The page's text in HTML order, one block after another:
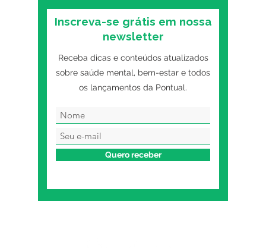
Inscreva-se grátis em nossa
newsletter
Receba dicas e conteúdos atualizados
sobre saúde mental, bem-estar e todos
os lançamentos da Pontual.
Quero receber